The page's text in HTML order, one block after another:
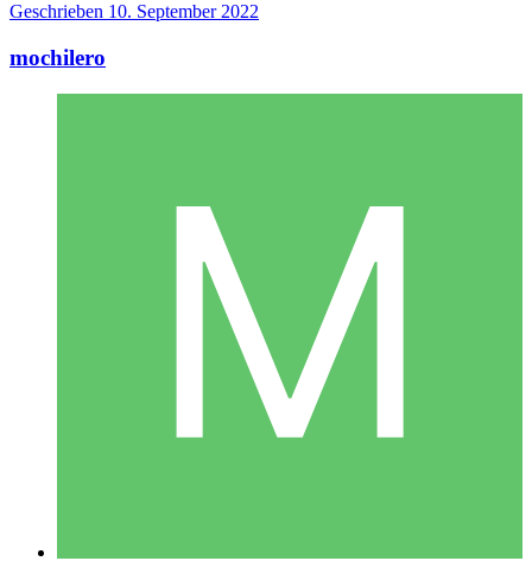
Geschrieben 10. September 2022
mochilero